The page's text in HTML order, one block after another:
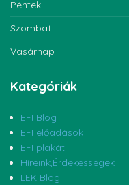
Péntek
Szombat
Vasárnap
Kategóriák
EFI Blog
EFI előadások
EFI plakát
Híreink,Érdekességek
LEK Blog